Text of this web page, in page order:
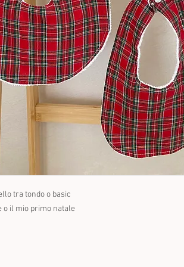
tra tondo o basic
o il mio primo natale